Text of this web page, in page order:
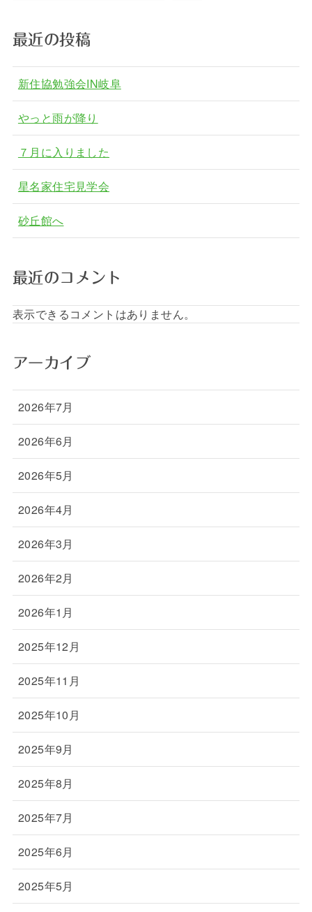
最近の投稿
新住協勉強会IN岐阜
やっと雨が降り
７月に入りました
星名家住宅見学会
砂丘館へ
最近のコメント
表示できるコメントはありません。
アーカイブ
2026年7月
2026年6月
2026年5月
2026年4月
2026年3月
2026年2月
2026年1月
2025年12月
2025年11月
2025年10月
2025年9月
2025年8月
2025年7月
2025年6月
2025年5月